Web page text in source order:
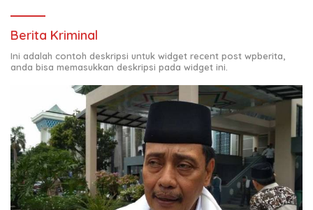
Berita Kriminal
Ini adalah contoh deskripsi untuk widget recent post wpberita,
anda bisa memasukkan deskripsi pada widget ini.